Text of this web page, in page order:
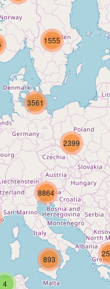
4
893
3561
8864
2399
1555